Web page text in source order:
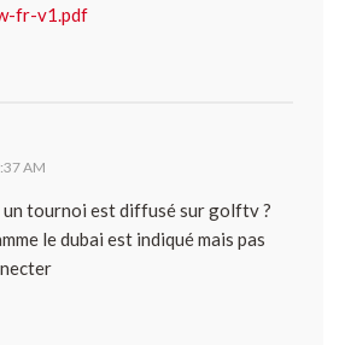
fr-v1.pdf
AM
un tournoi est diffusé sur golftv ?
le dubai est indiqué mais pas